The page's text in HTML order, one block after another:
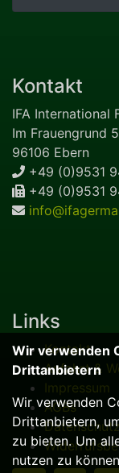
Kontakt
IFA International
Im Frauengrund 5
96106 Ebern
+49 (0)9531
+49 (0)9531
Links
Kontakt
Anfahrt &
Impressum
AGBs
Wir verwenden
Drittanbietern
Wir verwenden
Drittanbietern,
zu bieten. Um
nutzen zu